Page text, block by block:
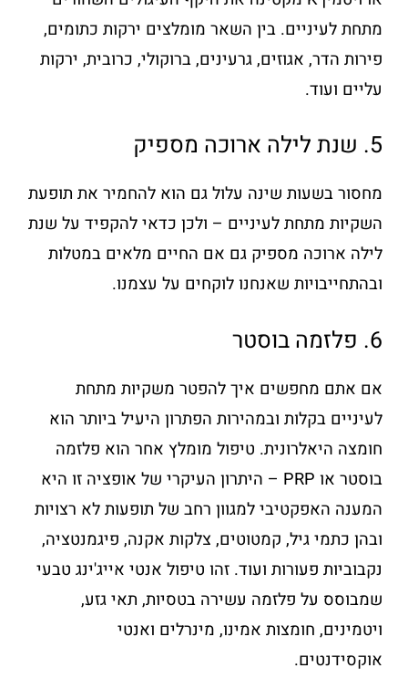
מתחת לעיניים. בין השאר מומלצים ירקות כתומים,
פירות הדר, אגוזים, גרעינים, ברוקולי, כרובית, ירקות
עליים ועוד.
5. שנת לילה ארוכה מספיק
מחסור בשעות שינה עלול גם הוא להחמיר את תופעת
השקיות מתחת לעיניים – ולכן כדאי להקפיד על שנת
לילה ארוכה מספיק גם אם החיים מלאים במטלות
ובהתחייבויות שאנחנו לוקחים על עצמנו.
6. פלזמה בוסטר
אם אתם מחפשים איך להפטר משקיות מתחת
לעיניים בקלות ובמהירות הפתרון היעיל ביותר הוא
חומצה היאלרונית. טיפול מומלץ אחר הוא פלזמה
בוסטר או PRP – היתרון העיקרי של אופציה זו היא
המענה האפקטיבי למגוון רחב של תופעות לא רצויות
ובהן כתמי גיל, קמטוטים, צלקות אקנה, פיגמנטציה,
נקבוביות פעורות ועוד. זהו טיפול אנטי אייג'ינג טבעי
שמבוסס על פלזמה עשירה בטסיות, תאי גזע,
ויטמינים, חומצות אמינו, מינרלים ואנטי
אוקסידנטים.